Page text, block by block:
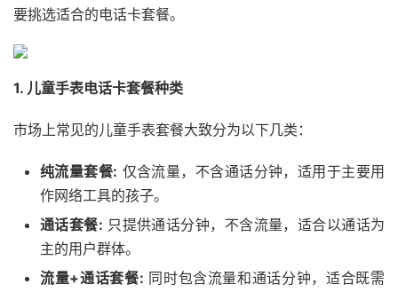
要挑选适合的电话卡套餐。
1. 儿童手表电话卡套餐种类
市场上常见的儿童手表套餐大致分为以下几类：
纯流量套餐: 仅含流量，不含通话分钟，适用于主要用
作网络工具的孩子。
通话套餐: 只提供通话分钟，不含流量，适合以通话为
主的用户群体。
流量+通话套餐: 同时包含流量和通话分钟，适合既需